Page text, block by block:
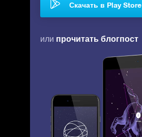
Скачать в Play Store
или прочитать блогпост